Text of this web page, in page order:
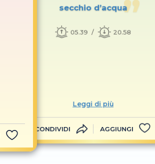
secchio d’acqua
05.39 20.58
Leggi di più
CONDIVIDI AGGIUNGI